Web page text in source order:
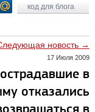
код для блога
новость →
17 Июля 2009
в
отказались
в